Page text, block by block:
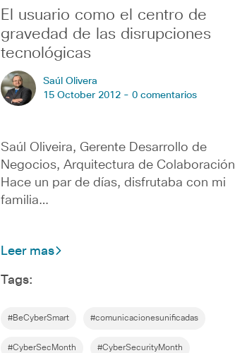
El usuario como el centro de
gravedad de las disrupciones
tecnológicas
Saúl Olivera
15 October 2012 - 0 comentarios
Saúl Oliveira, Gerente Desarrollo de
Negocios, Arquitectura de Colaboración
Hace un par de días, disfrutaba con mi
familia…
Leer mas
Tags:
#BeCyberSmart #comunicacionesunificadas
#CyberSecMonth #CyberSecurityMonth